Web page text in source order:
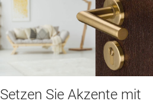
Setzen Sie Akzente mit